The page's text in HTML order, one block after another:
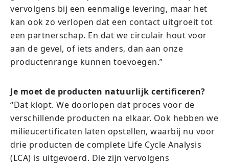
vervolgens bij een eenmalige levering, maar het
kan ook zo verlopen dat een contact uitgroeit tot
een partnerschap. En dat we circulair hout voor
aan de gevel, of iets anders, dan aan onze
productenrange kunnen toevoegen.”
Je moet de producten natuurlijk certificeren?
“Dat klopt. We doorlopen dat proces voor de
verschillende producten na elkaar. Ook hebben we
milieucertificaten laten opstellen, waarbij nu voor
drie producten de complete Life Cycle Analysis
(LCA) is uitgevoerd. Die zijn vervolgens